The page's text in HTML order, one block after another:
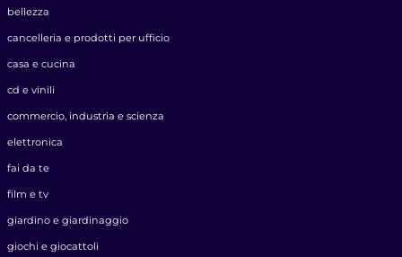
bellezza
cancelleria e prodotti per ufficio
casa e cucina
cd e vinili
commercio, industria e scienza
elettronica
fai da te
film e tv
giardino e giardinaggio
giochi e giocattoli